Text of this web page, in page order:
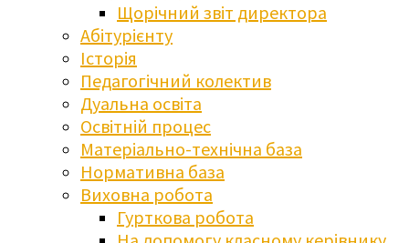
Щорічний звіт директора
Абітурієнту
Історія
Педагогічний колектив
Дуальна освіта
Освітній процес
Матеріально-технічна база
Нормативна база
Виховна робота
Гурткова робота